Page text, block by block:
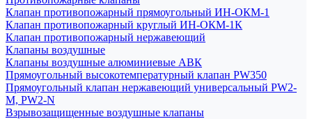
Клапан противопожарный прямоугольный ИН-ОКМ-1
Клапан противопожарный круглый ИН-ОКМ-1К
Клапан противопожарный нержавеющий
Клапаны воздушные
Клапаны воздушные алюминиевые АВК
Прямоугольный высокотемпературный клапан PW350
Прямоугольный клапан нержавеющий универсальный PW2-
M, PW2-N
Взрывозащищенные воздушные клапаны